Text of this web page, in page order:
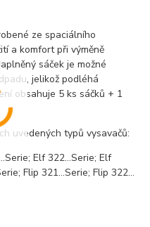
ze spaciálního
a komfort při výměně
sáček je možné
jelikož podléhá
obsahuje 5 ks sáčků + 1
uvedených typů vysavačů:
Elf 322…Serie; Elf
Flip 321…Serie; Flip 322…